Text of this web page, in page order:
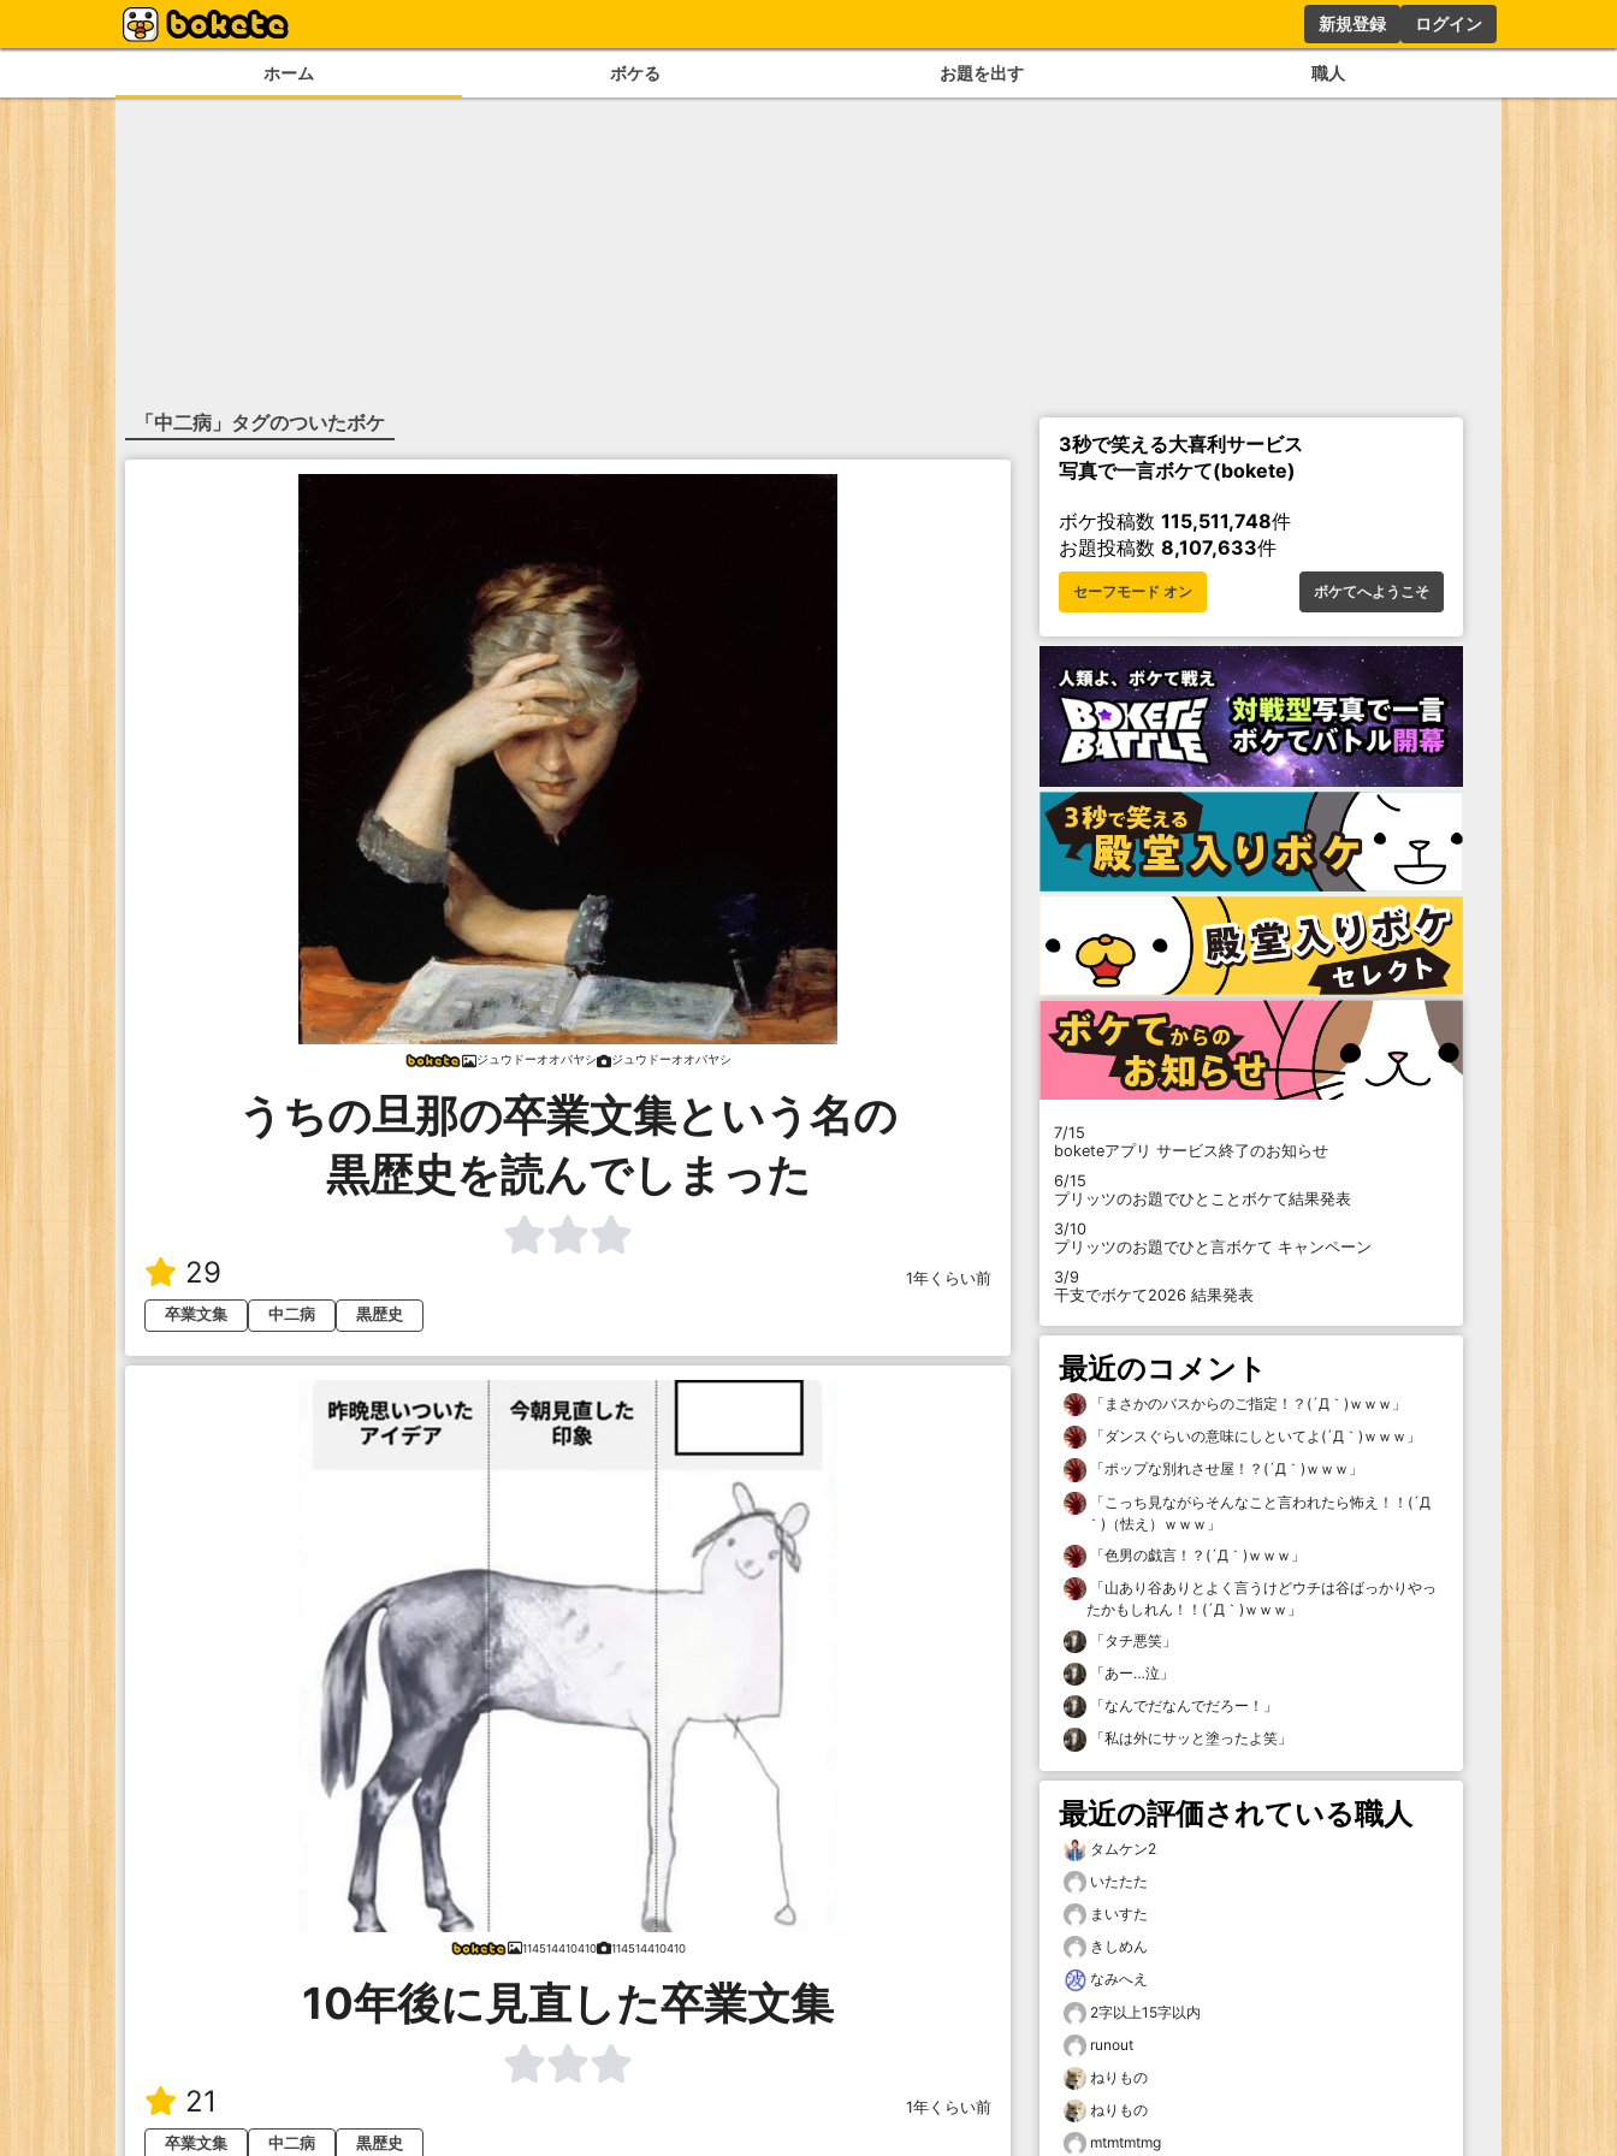
新規登録 ログイン
ホーム ボケる お題を出す 職人
「中二病 」タグのついたボケ
ジュウドーオオバヤシ ジュウドーオオバヤシ
うちの旦那の卒業文集という名の
黒歴史を読んでしまった
29
1年くらい前
卒業文集
中二病 黒歴史
114514410410 114514410410
10年後に見直した卒業文集
21
1年くらい前
卒業文集
中二病 黒歴史
3秒で笑える大喜利サービス
写真で一言ボケて(bokete)
ボケ投稿数 115,511,748件
お題投稿数 8,107,633件
セーフモード オン ボケてへようこそ
7/15
boketeアプリ サービス終了のお知らせ
6/15
プリッツのお題でひとことボケて結果発表
3/10
プリッツのお題でひと言ボケて キャンペーン
3/9
干支でボケて2026 結果発表
最近のコメント
「 まさかのバスからのご指定！？(´Д｀)ｗｗｗ 」
「ダンスぐらいの意味にしといてよ(´Д｀)ｗｗｗ 」
「ポップな別れさせ屋！？(´Д｀)ｗｗｗ 」
「 こっち見ながらそんなこと言われたら怖え！！(´Д
｀)（怯え）ｗｗｗ 」
「色男の戯言！？(´Д｀)ｗｗｗ 」
「山あり谷ありとよく言うけどウチは谷ばっかりやっ
たかもしれん！！(´Д｀)ｗｗｗ 」
「タチ悪笑 」
「あー…泣 」
「なんでだなんでだろー！ 」
「私は外にサッと塗ったよ笑 」
最近の評価されている職人
タムケン2
いたたた
まいすた
きしめん
なみへえ
2字以上15字以内
runout
ねりもの
ねりもの
mtmtmtmg